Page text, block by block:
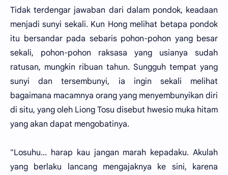
Tidak terdengar jawaban dari dalam pondok, keadaan
menjadi sunyi sekali. Kun Hong melihat betapa pondok
itu bersandar pada sebaris pohon-pohon yang besar
sekali, pohon-pohon raksasa yang usianya sudah
ratusan, mungkin ribuan tahun. Sungguh tempat yang
sunyi dan tersembunyi, ia ingin sekali melihat
bagaimana macamnya orang yang menyembunyikan diri
di situ, yang oleh Liong Tosu disebut hwesio muka hitam
yang akan dapat mengobatinya.
"Losuhu... harap kau jangan marah kepadaku. Akulah
yang berlaku lancang mengajaknya ke sini, karena